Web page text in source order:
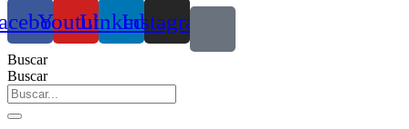
YoutubeLinkedin
Instagram
Buscar
Buscar